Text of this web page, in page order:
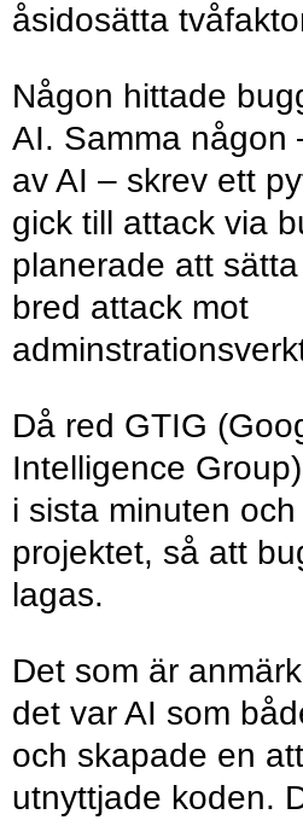
åsidosätta
Någon hittade
AI. Samma någon
av AI – skrev ett
gick till attack via
planerade att
bred attack mot
Då red GTIG
Intelligence
i sista minuten
projektet, så att
lagas.
Det som är
det var AI som
och skapade en
utnyttjade koden.